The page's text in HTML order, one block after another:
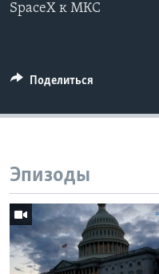
SpaceX к МКС
Поделиться
Эпизоды